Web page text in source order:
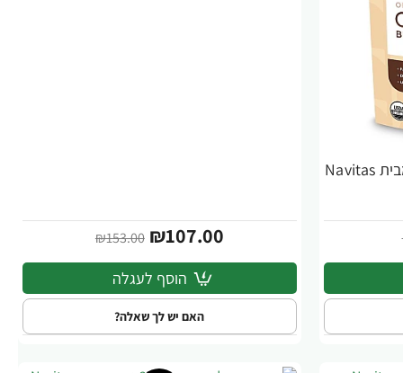
חמאת קקאו אורגני 227 גרם - מבית Navitas
₪107.00
₪153.00
הוסף לעגלה
האם יש לך שאלה?